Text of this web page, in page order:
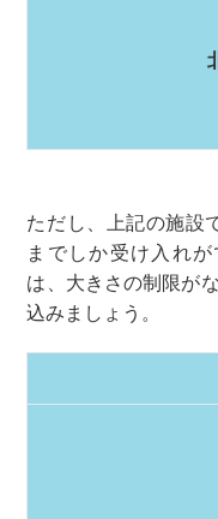
ただし、上記の施設
までしか受け入れ
は、大きさの制限が
込みましょう。